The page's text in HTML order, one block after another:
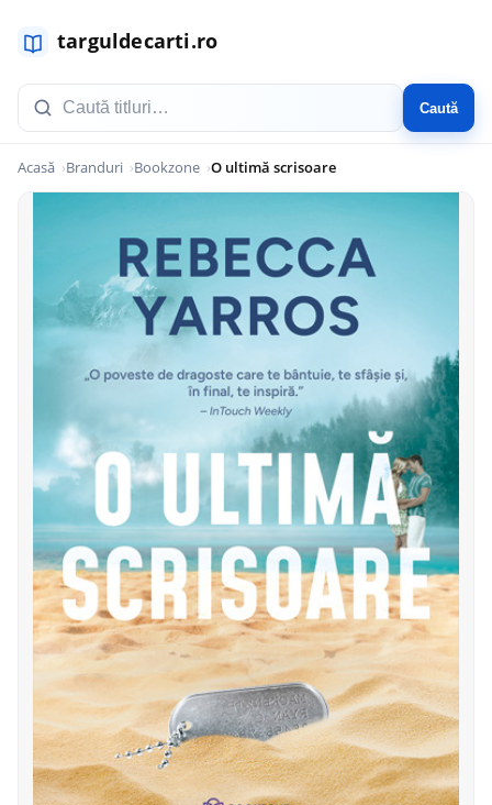
Caută
Acasă Branduri Bookzone O ultimă scrisoare